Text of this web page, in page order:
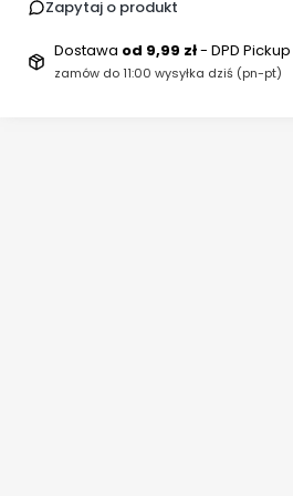
Zapytaj o produkt
Dostawa od 9,99 zł- DPD
zamów do 11:00 wysyłka dziś (pn-pt)